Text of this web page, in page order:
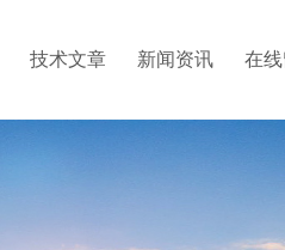
技术文章 新闻资讯 在